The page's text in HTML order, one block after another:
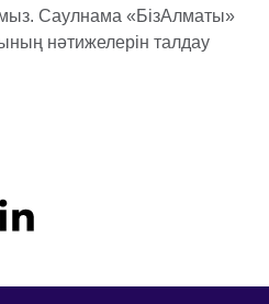
Саулнама «БізАлматы»
нәтижелерін талдау